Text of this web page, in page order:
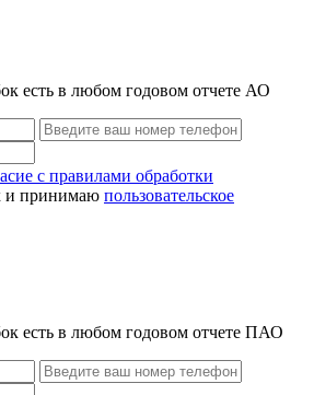
есть в любом годовом отчете АО
с правилами обработки
и принимаю пользовательское
есть в любом годовом отчете ПАО